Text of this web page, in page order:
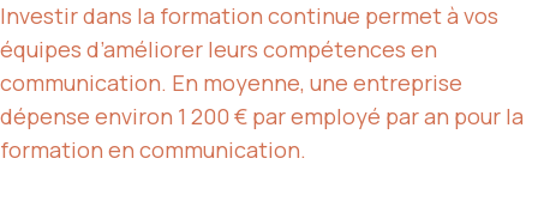
Investir dans la formation continue permet à vos
équipes d’améliorer leurs compétences en
communication. En moyenne, une entreprise
dépense environ 1 200 € par employé par an pour la
formation en communication.